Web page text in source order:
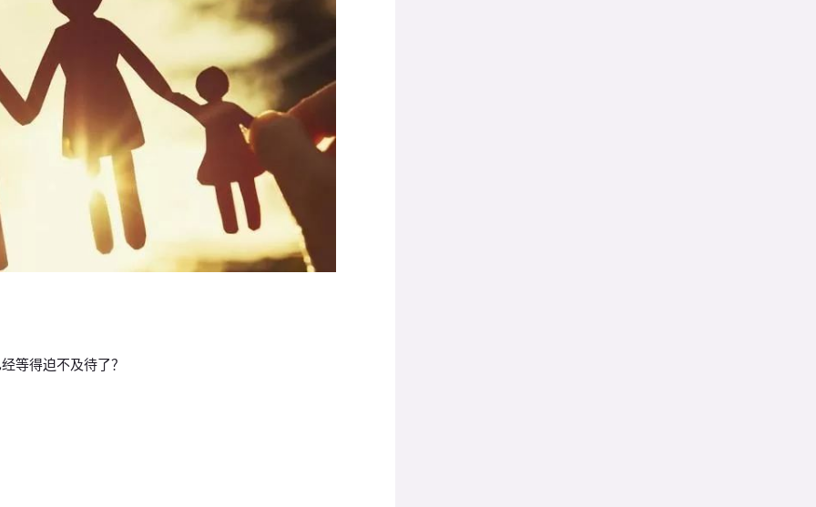
等得迫不及待了？